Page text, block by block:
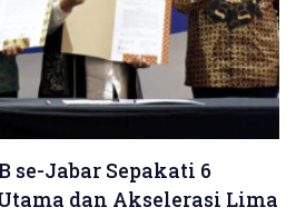
se-Jabar Sepakati 6
dan Akselerasi Lima